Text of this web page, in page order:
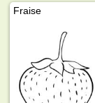
Fraise